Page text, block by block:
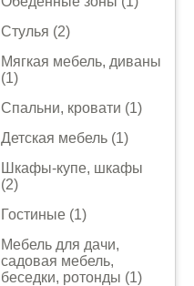
Стулья (2)
Мягкая мебель, диваны
(1)
Спальни, кровати (1)
Детская мебель (1)
Шкафы-купе, шкафы
(2)
Гостиные (1)
Мебель для дачи,
садовая мебель,
беседки, ротонды (1)